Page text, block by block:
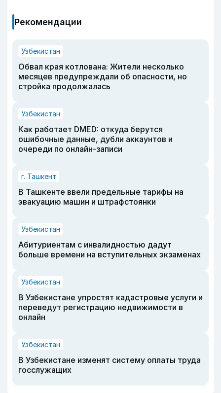
Рекомендации
Узбекистан
Обвал края котлована: Жители несколько
месяцев предупреждали об опасности, но
стройка продолжалась
Узбекистан
Как работает DMED: откуда берутся
ошибочные данные, дубли аккаунтов и
очереди по онлайн-записи
г. Ташкент
В Ташкенте ввели предельные тарифы на
эвакуацию машин и штрафстоянки
Узбекистан
Абитуриентам с инвалидностью дадут
больше времени на вступительных экзаменах
Узбекистан
В Узбекистане упростят кадастровые услуги и
переведут регистрацию недвижимости в
онлайн
Узбекистан
В Узбекистане изменят систему оплаты труда
госслужащих